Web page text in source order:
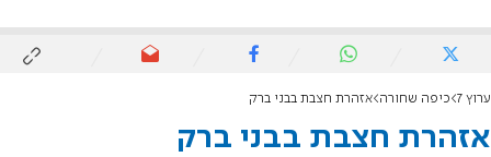
ערוץ 7 כיפה שחורה אזהרת חצבת בבני ברק
אזהרת חצבת בבני ברק